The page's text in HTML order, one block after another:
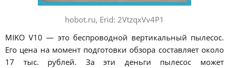
hobot.ru, Erid: 2VtzqxVv4P1
MIKO V10 — это беспроводной вертикальный пылесос.
Его цена на момент подготовки обзора составляет около
17 тыс. рублей. За эти деньги пылесос может